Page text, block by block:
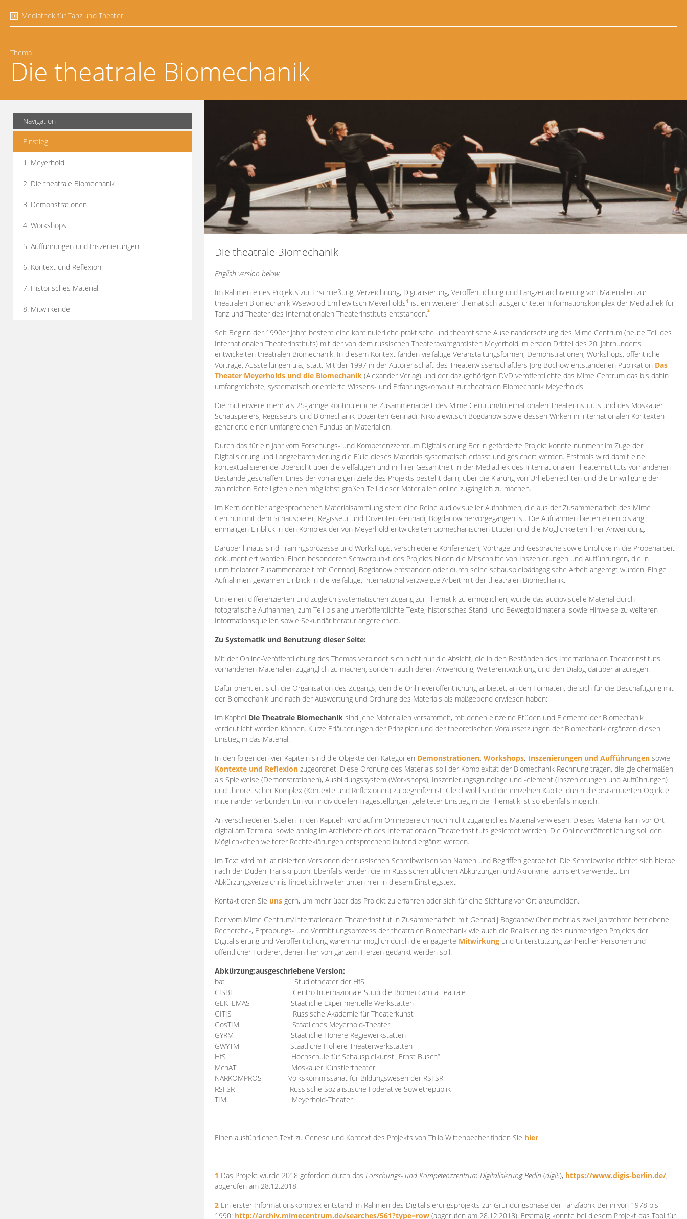
Mediathek für Tanz und Theater
Thema
Die theatrale Biomechanik
Navigation
Einstieg
1. Meyerhold
2. Die theatrale Biomechanik
3. Demonstrationen
4. Workshops
5. Aufführungen und Inszenierungen
6. Kontext und Reflexion
7. Historisches Material
8. Mitwirkende
Die theatrale Biomechanik
English version below
Im Rahmen eines Projekts zur Erschließung, Verzeichnung, Digitalisierung, Veröffentlichung und Langzeitarchivierung von Materialien zur
theatralen Biomechanik Wsewolod Emiljewitsch Meyerholds1 ist ein weiterer thematisch ausgerichteter Informationskomplex der Mediathek für
Tanz und Theater des Internationalen Theaterinstituts entstanden.2
Seit Beginn der 1990er Jahre besteht eine kontinuierliche praktische und theoretische Auseinandersetzung des Mime Centrum (heute Teil des
Internationalen Theaterinstituts) mit der von dem russischen Theateravantgardisten Meyerhold im ersten Drittel des 20. Jahrhunderts
entwickelten theatralen Biomechanik. In diesem Kontext fanden vielfältige Veranstaltungsformen, Demonstrationen, Workshops, öffentliche
Vorträge, Ausstellungen u.a., statt. Mit der 1997 in der Autorenschaft des Theaterwissenschaftlers Jörg Bochow entstandenen Publikation Das
Theater Meyerholds und die Biomechanik (Alexander Verlag) und der dazugehörigen DVD veröffentlichte das Mime Centrum das bis dahin
umfangreichste, systematisch orientierte Wissens- und Erfahrungskonvolut zur theatralen Biomechanik Meyerholds.
Die mittlerweile mehr als 25-jährige kontinuierliche Zusammenarbeit des Mime Centrum/Internationalen Theaterinstituts und des Moskauer
Schauspielers, Regisseurs und Biomechanik-Dozenten Gennadij Nikolajewitsch Bogdanow sowie dessen Wirken in internationalen Kontexten
generierte einen umfangreichen Fundus an Materialien.
Durch das für ein Jahr vom Forschungs- und Kompetenzzentrum Digitalisierung Berlin geförderte Projekt konnte nunmehr im Zuge der
Digitalisierung und Langzeitarchivierung die Fülle dieses Materials systematisch erfasst und gesichert werden. Erstmals wird damit eine
kontextualisierende Übersicht über die vielfältigen und in ihrer Gesamtheit in der Mediathek des Internationalen Theaterinstituts vorhandenen
Bestände geschaffen. Eines der vorrangigen Ziele des Projekts besteht darin, über die Klärung von Urheberrechten und die Einwilligung der
zahlreichen Beteiligten einen möglichst großen Teil dieser Materialien online zugänglich zu machen.
Im Kern der hier angesprochenen Materialsammlung steht eine Reihe audiovisueller Aufnahmen, die aus der Zusammenarbeit des Mime
Centrum mit dem Schauspieler, Regisseur und Dozenten Gennadij Bogdanow hervorgegangen ist. Die Aufnahmen bieten einen bislang
einmaligen Einblick in den Komplex der von Meyerhold entwickelten biomechanischen Etüden und die Möglichkeiten ihrer Anwendung.
Darüber hinaus sind Trainingsprozesse und Workshops, verschiedene Konferenzen, Vorträge und Gespräche sowie Einblicke in die Probenarbeit
dokumentiert worden. Einen besonderen Schwerpunkt des Projekts bilden die Mitschnitte von Inszenierungen und Aufführungen, die in
unmittelbarer Zusammenarbeit mit Gennadij Bogdanow entstanden oder durch seine schauspielpädagogische Arbeit angeregt wurden. Einige
Aufnahmen gewähren Einblick in die vielfältige, international verzweigte Arbeit mit der theatralen Biomechanik.
Um einen differenzierten und zugleich systematischen Zugang zur Thematik zu ermöglichen, wurde das audiovisuelle Material durch
fotografische Aufnahmen, zum Teil bislang unveröffentlichte Texte, historisches Stand- und Bewegtbildmaterial sowie Hinweise zu weiteren
Informationsquellen sowie Sekundärliteratur angereichert.
Zu Systematik und Benutzung dieser Seite:
Mit der Online-Veröffentlichung des Themas verbindet sich nicht nur die Absicht, die in den Beständen des Internationalen Theaterinstituts
vorhandenen Materialien zugänglich zu machen, sondern auch deren Anwendung, Weiterentwicklung und den Dialog darüber anzuregen.
Dafür orientiert sich die Organisation des Zugangs, den die Onlineveröffentlichung anbietet, an den Formaten, die sich für die Beschäftigung mit
der Biomechanik und nach der Auswertung und Ordnung des Materials als maßgebend erwiesen haben:
Im Kapitel Die Theatrale Biomechanik sind jene Materialien versammelt, mit denen einzelne Etüden und Elemente der Biomechanik
verdeutlicht werden können. Kurze Erläuterungen der Prinzipien und der theoretischen Voraussetzungen der Biomechanik ergänzen diesen
Einstieg in das Material.
In den folgenden vier Kapiteln sind die Objekte den Kategorien Demonstrationen, Workshops, Inszenierungen und Aufführungen sowie
Kontexte und Reflexion zugeordnet. Diese Ordnung des Materials soll der Komplexität der Biomechanik Rechnung tragen, die gleichermaßen
als Spielweise (Demonstrationen), Ausbildungssystem (Workshops), Inszenierungsgrundlage und -element (Inszenierungen und Aufführungen)
und theoretischer Komplex (Kontexte und Reflexionen) zu begreifen ist. Gleichwohl sind die einzelnen Kapitel durch die präsentierten Objekte
miteinander verbunden. Ein von individuellen Fragestellungen geleiteter Einstieg in die Thematik ist so ebenfalls möglich.
An verschiedenen Stellen in den Kapiteln wird auf im Onlinebereich noch nicht zugängliches Material verwiesen. Dieses Material kann vor Ort
digital am Terminal sowie analog im Archivbereich des Internationalen Theaterinstituts gesichtet werden. Die Onlineveröffentlichung soll den
Möglichkeiten weiterer Rechteklärungen entsprechend laufend ergänzt werden.
Im Text wird mit latinisierten Versionen der russischen Schreibweisen von Namen und Begriffen gearbeitet. Die Schreibweise richtet sich hierbei
nach der Duden-Transkription. Ebenfalls werden die im Russischen üblichen Abkürzungen und Akronyme latinisiert verwendet. Ein
Abkürzungsverzeichnis findet sich weiter unten hier in diesem Einstiegstext
Kontaktieren Sie uns gern, um mehr über das Projekt zu erfahren oder sich für eine Sichtung vor Ort anzumelden.
Der vom Mime Centrum/Internationalen Theaterinstitut in Zusammenarbeit mit Gennadij Bogdanow über mehr als zwei Jahrzehnte betriebene
Recherche-, Erprobungs- und Vermittlungsprozess der theatralen Biomechanik wie auch die Realisierung des nunmehrigen Projekts der
Digitalisierung und Veröffentlichung waren nur möglich durch die engagierte Mitwirkung und Unterstützung zahlreicher Personen und
öffentlicher Förderer, denen hier von ganzem Herzen gedankt werden soll.
Abkürzung:ausgeschriebene Version:
bat
Studiotheater der HfS
CISBIT
Centro Internazionale Studi die Biomeccanica Teatrale
GEKTEMAS
Staatliche Experimentelle Werkstätten
GITIS
Russische Akademie für Theaterkunst
GosTIM
Staatliches Meyerhold-Theater
GYRM
Staatliche Höhere Regiewerkstätten
GWYTM
Staatliche Höhere Theaterwerkstätten
HfS
Hochschule für Schauspielkunst „Ernst Busch“
MchAT
Moskauer Künstlertheater
NARKOMPROS
Volkskommissariat für Bildungswesen der RSFSR
RSFSR
Russische Sozialistische Föderative Sowjetrepublik
TIM Meyerhold-Theater
Einen ausführlichen Text zu Genese und Kontext des Projekts von Thilo Wittenbecher finden Sie hier
1 Das Projekt wurde 2018 gefördert durch das Forschungs- und Kompetenzzentrum DigitalisierungBerlin (digiS), https://www.digis-berlin.de/,
abgerufen am 28.12.2018.
2 Ein erster Informationskomplex entstand im Rahmen des Digitalisierungsprojekts zur Gründungsphase der Tanzfabrik Berlin von 1978 bis
1990: http://archiv.mimecentrum.de/searches/561?type=row (abgerufen am 28.12.2018). Erstmalig konnte bei diesem Projekt das Tool für